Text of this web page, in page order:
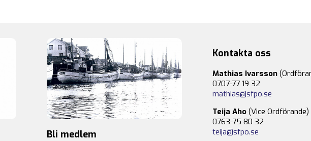
Bli medlem
Kontakta oss
Mathias Ivarsson
0707-77 19 32
mathias@sfpo.se
Teija Aho (Vice Ordförande)
0763-75 80 32
teija@sfpo.se